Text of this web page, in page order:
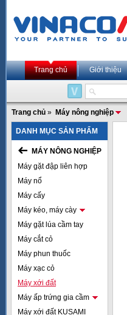
Trang chủ Giới thiệu
Trang chủ » Máy nông nghiệp
DANH MỤC SẢN PHẨM
MÁY NÔNG NGHIỆP
Máy gặt đập liên hợp
Máy nổ
Máy cấy
Máy kéo, máy cày
Máy gặt lúa cầm tay
Máy cắt cỏ
Máy phun thuốc
Máy xạc cỏ
Máy xới đất
Máy ấp trứng gia cầm
Máy xới đất KUSAMI